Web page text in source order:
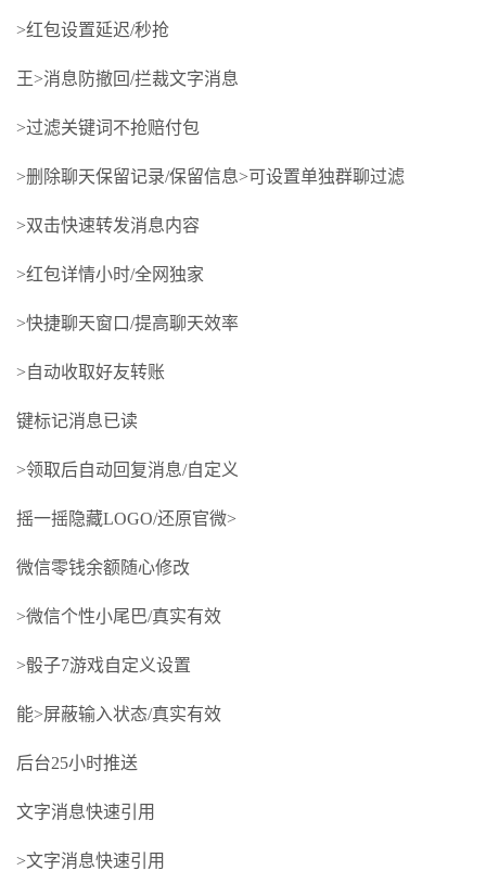
>红包设置延迟/秒抢
王>消息防撤回/拦裁文字消息
>过滤关键词不抢赔付包
>删除聊天保留记录/保留信息>可设置单独群聊过滤
>双击快速转发消息内容
>红包详情小时/全网独家
>快捷聊天窗口/提高聊天效率
>自动收取好友转账
键标记消息已读
>领取后自动回复消息/自定义
摇一摇隐藏LOGO/还原官微>
微信零钱余额随心修改
>微信个性小尾巴/真实有效
>骰子7游戏自定义设置
能>屏蔽输入状态/真实有效
后台25小时推送
文字消息快速引用
>文字消息快速引用